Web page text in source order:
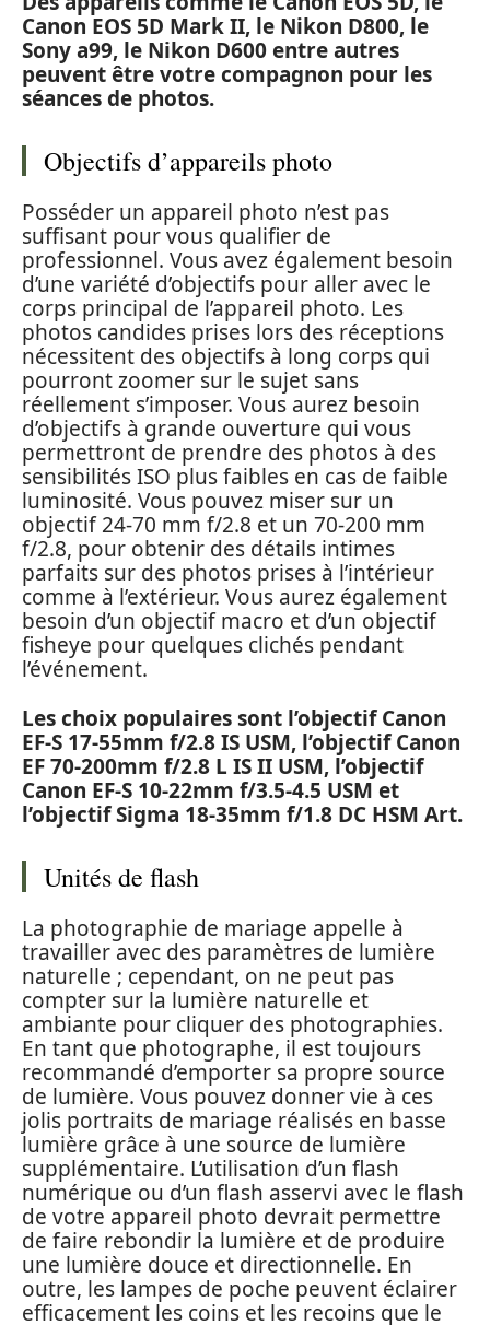
Canon EOS 5D Mark II, le Nikon D800, le
Sony a99, le Nikon D600 entre autres
peuvent être votre compagnon pour les
séances de photos.
Objectifs d’appareils photo
Posséder un appareil photo n’est pas
suffisant pour vous qualifier de
professionnel. Vous avez également besoin
d’une variété d’objectifs pour aller avec le
corps principal de l’appareil photo. Les
photos candides prises lors des réceptions
nécessitent des objectifs à long corps qui
pourront zoomer sur le sujet sans
réellement s’imposer. Vous aurez besoin
d’objectifs à grande ouverture qui vous
permettront de prendre des photos à des
sensibilités ISO plus faibles en cas de faible
luminosité. Vous pouvez miser sur un
objectif 24-70 mm f/2.8 et un 70-200 mm
f/2.8, pour obtenir des détails intimes
parfaits sur des photos prises à l’intérieur
comme à l’extérieur. Vous aurez également
besoin d’un objectif macro et d’un objectif
fisheye pour quelques clichés pendant
l’événement.
Les choix populaires sont l’objectif Canon
EF-S 17-55mm f/2.8 IS USM, l’objectif Canon
EF 70-200mm f/2.8 L IS II USM, l’objectif
Canon EF-S 10-22mm f/3.5-4.5 USM et
l’objectif Sigma 18-35mm f/1.8 DC HSM Art.
Unités de flash
La photographie de mariage appelle à
travailler avec des paramètres de lumière
naturelle ; cependant, on ne peut pas
compter sur la lumière naturelle et
ambiante pour cliquer des photographies.
En tant que photographe, il est toujours
recommandé d’emporter sa propre source
de lumière. Vous pouvez donner vie à ces
jolis portraits de mariage réalisés en basse
lumière grâce à une source de lumière
supplémentaire. L’utilisation d’un flash
numérique ou d’un flash asservi avec le flash
de votre appareil photo devrait permettre
de faire rebondir la lumière et de produire
une lumière douce et directionnelle. En
outre, les lampes de poche peuvent éclairer
efficacement les coins et les recoins que le